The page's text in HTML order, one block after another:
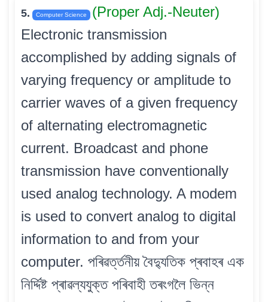
5. Computer Science
(Proper Adj.-Neuter)
Electronic transmission
accomplished by adding signals of
varying frequency or amplitude to
carrier waves of a given frequency
of alternating electromagnetic
current. Broadcast and phone
transmission have conventionally
used analog technology. A modem
is used to convert analog to digital
information to and from your
computer. পৰিৱৰ্ত্তনীয় বৈদ্যুতিক প্ৰবাহৰ এক
নিৰ্দ্দিষ্ট প্ৰাৱল্যযুক্ত পৰিবাহী তৰংগলৈ ভিন্ন